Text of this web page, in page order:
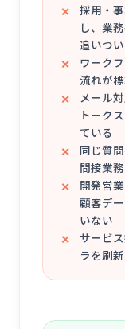
採用・
し、業
追いつ
ワーク
流れが
メール
トーク
ている
同じ質
間接業
開発営
顧客デ
いない
サービ
ラを刷